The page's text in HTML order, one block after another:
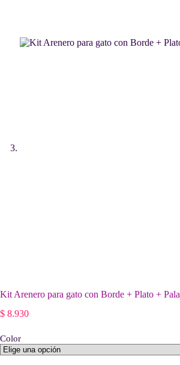
Kit Arenero para gato con Borde + Plato + Pala
$ 8.930
Color